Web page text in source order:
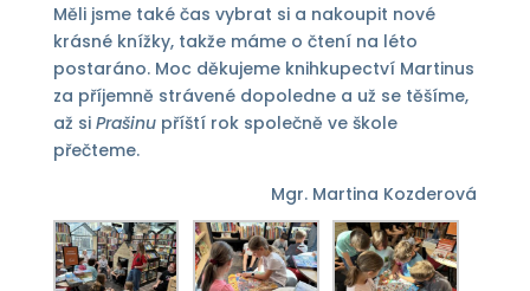
Měli jsme také čas vybrat si a nakoupit nové
krásné knížky, takže máme o čtení na léto
postaráno. Moc děkujeme knihkupectví Martinus
za příjemně strávené dopoledne a už se těšíme,
až si Prašinu příští rok společně ve škole
přečteme.
Mgr. Martina Kozderová